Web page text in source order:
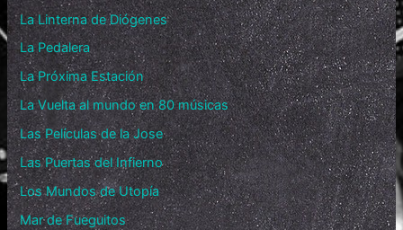
La Linterna de Diógenes
La Pedalera
La Próxima Estación
La Vuelta al mundo en 80 músicas
Las Películas de la Jose
Las Puertas del Infierno
Los Mundos de Utopía
Mar de Fueguitos